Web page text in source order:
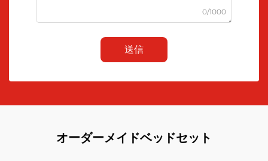
0/1000
送信
オーダーメイドベッドセット